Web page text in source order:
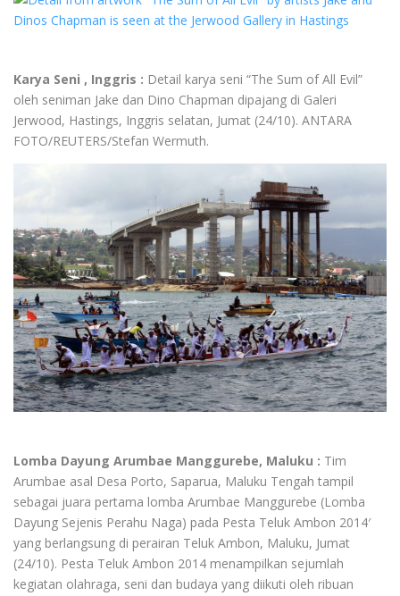
Karya Seni , Inggris : Detail karya seni “The Sum of All Evil”
oleh seniman Jake dan Dino Chapman dipajang di Galeri
Jerwood, Hastings, Inggris selatan, Jumat (24/10). ANTARA
FOTO/REUTERS/Stefan Wermuth.
Lomba Dayung Arumbae Manggurebe, Maluku : Tim
Arumbae asal Desa Porto, Saparua, Maluku Tengah tampil
sebagai juara pertama lomba Arumbae Manggurebe (Lomba
Dayung Sejenis Perahu Naga) pada Pesta Teluk Ambon 2014′
yang berlangsung di perairan Teluk Ambon, Maluku, Jumat
(24/10). Pesta Teluk Ambon 2014 menampilkan sejumlah
kegiatan olahraga, seni dan budaya yang diikuti oleh ribuan